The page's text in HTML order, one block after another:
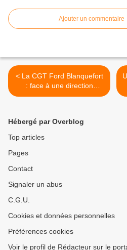
Ajouter un commentaire
< La CGT Ford Blanquefort
: face à une direction
bornée, une seule solution
Hébergé par Overblog
Top articles
Pages
Contact
Signaler un abus
C.G.U.
Cookies et données personnelles
Préférences cookies
Voir le profil de Rédacteur sur le